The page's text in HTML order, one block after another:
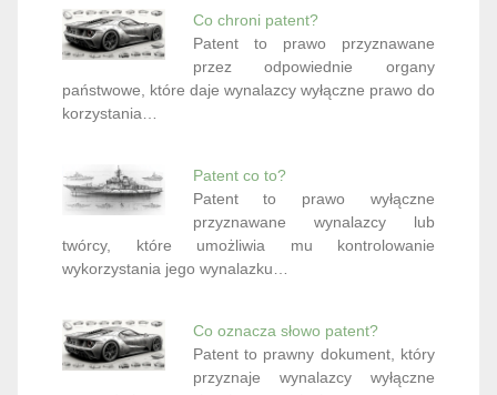
Co chroni patent?
Patent to prawo przyznawane
przez odpowiednie organy
państwowe, które daje wynalazcy wyłączne prawo do
korzystania…
Patent co to?
Patent to prawo wyłączne
przyznawane wynalazcy lub
twórcy, które umożliwia mu kontrolowanie
wykorzystania jego wynalazku…
Co oznacza słowo patent?
Patent to prawny dokument, który
przyznaje wynalazcy wyłączne